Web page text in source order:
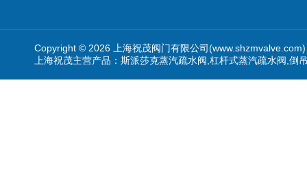
Copyright © 2026 上海祝茂阀门有限公司
上海祝茂主营产品：斯派莎克蒸汽疏水阀,杠杆式蒸汽疏水阀,倒